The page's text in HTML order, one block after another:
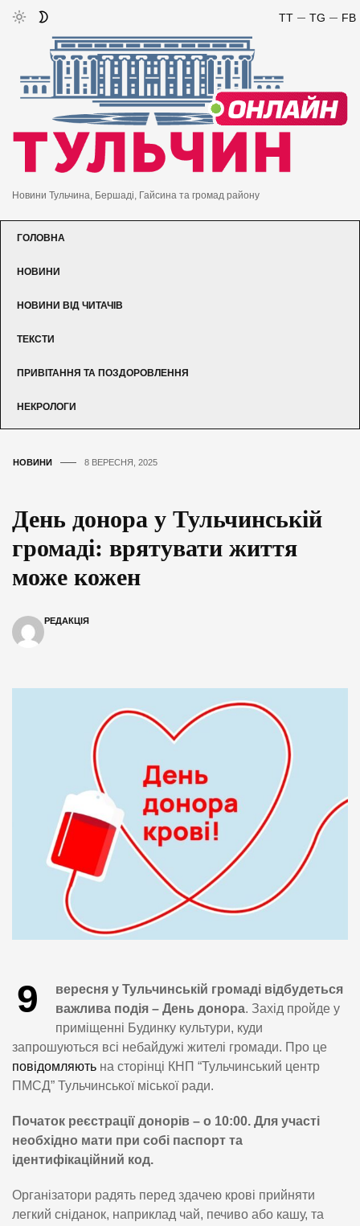
FB
TG
TT
Новини Тульчина, Бершаді, Гайсина та громад району
ГОЛОВНА
НОВИНИ
НОВИНИ ВІД ЧИТАЧІВ
ТЕКСТИ
ПРИВІТАННЯ ТА ПОЗДОРОВЛЕННЯ
НЕКРОЛОГИ
НОВИНИ 8 ВЕРЕСНЯ, 2025
День донора у Тульчинській
громаді: врятувати життя
може кожен
РЕДАКЦІЯ
9
вересня у Тульчинській громаді відбудеться
важлива подія – День донора. Захід пройде у
приміщенні Будинку культури, куди
запрошуються всі небайдужі жителі громади. Про це
повідомляють на сторінці КНП “Тульчинський центр
ПМСД” Тульчинської міської ради.
Початок реєстрації донорів – о 10:00. Для участі
необхідно мати при собі паспорт та
ідентифікаційний код.
Організатори радять перед здачею крові прийняти
легкий сніданок, наприклад чай, печиво або кашу, та